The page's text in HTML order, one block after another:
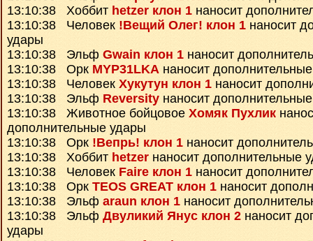
13:10:38 Хоббит hetzer клон 1 наносит
13:10:38 Человек !Вещий Олег! клон 1 наносит
удары
13:10:38 Эльф Gwain клон 1 наносит
13:10:38 Орк MYP31LKA наносит
13:10:38 Человек Хукутун клон 1 наносит
13:10:38 Эльф Reversity наносит
13:10:38 Животное бойцовое Хомяк Пухлик
дополнительные удары
13:10:38 Орк !Вепрь! клон 1 наносит
13:10:38 Хоббит hetzer наносит дополнительные
13:10:38 Человек Faire клон 1 наносит
13:10:38 Орк TEOS GREAT клон 1 наносит
13:10:38 Эльф araun клон 1 наносит
13:10:38 Эльф Двуликий Янус клон 2 наносит
удары